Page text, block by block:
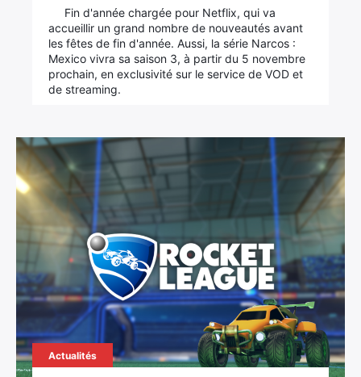
Fin d'année chargée pour Netflix, qui va
accueillir un grand nombre de nouveautés avant
les fêtes de fin d'année. Aussi, la série Narcos :
Mexico vivra sa saison 3, à partir du 5 novembre
prochain, en exclusivité sur le service de VOD et
de streaming.
Actualités